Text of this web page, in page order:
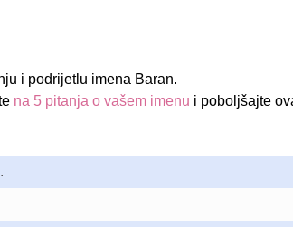
i podrijetlu imena Baran.
na 5 pitanja o vašem imenu i poboljšajte